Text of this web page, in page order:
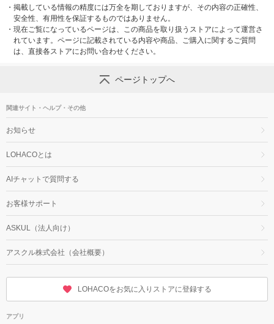
・ 掲載している情報の精度には万全を期しておりますが、その内容の正確性、
安全性、有用性を保証するものではありません。
・ 現在ご覧になっているページは、この商品を取り扱うストアによって運営さ
れています。ページに記載されている内容や商品、ご購入に関するご質問
は、直接各ストアにお問い合わせください。
ページトップへ
関連サイト・ヘルプ・その他
お知らせ
LOHACOとは
AIチャットで質問する
お客様サポート
ASKUL（法人向け）
アスクル株式会社（会社概要）
LOHACOをお気に入りストアに登録する
アプリ